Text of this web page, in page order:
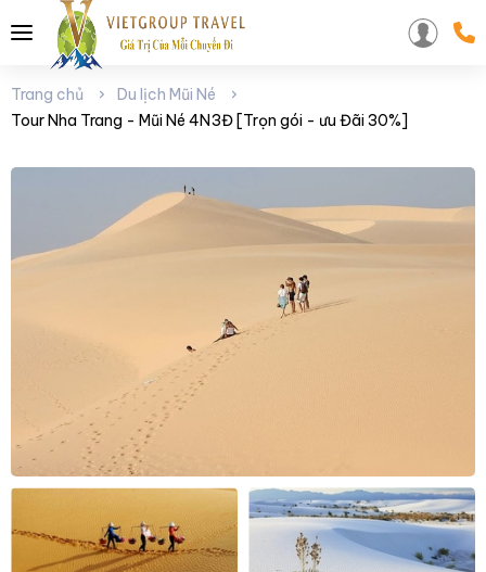
Trang chủ
Du lịch Mũi Né
Tour Nha Trang - Mũi Né 4N3Đ [Trọn gói - ưu Đãi 30%]